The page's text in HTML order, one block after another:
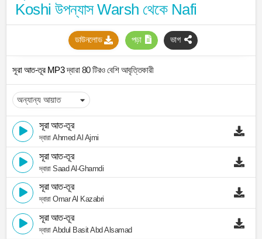
Koshi উপন্যাস Warsh থেকে Nafi
ডাউনলোড পড়া ভাগ
সূরা আত-তূর MP3দ্বারা 80 টিরও বেশি আবৃত্তিকারী
সূরা আত-তূর
দ্বারা Ahmed Al Ajmi
সূরা আত-তূর
দ্বারা Saad Al-Ghamdi
সূরা আত-তূর
দ্বারা Omar Al Kazabri
সূরা আত-তূর
দ্বারা Abdul Basit Abd Alsamad